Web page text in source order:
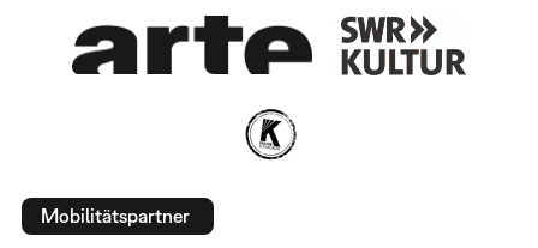
Mobilitätspartner